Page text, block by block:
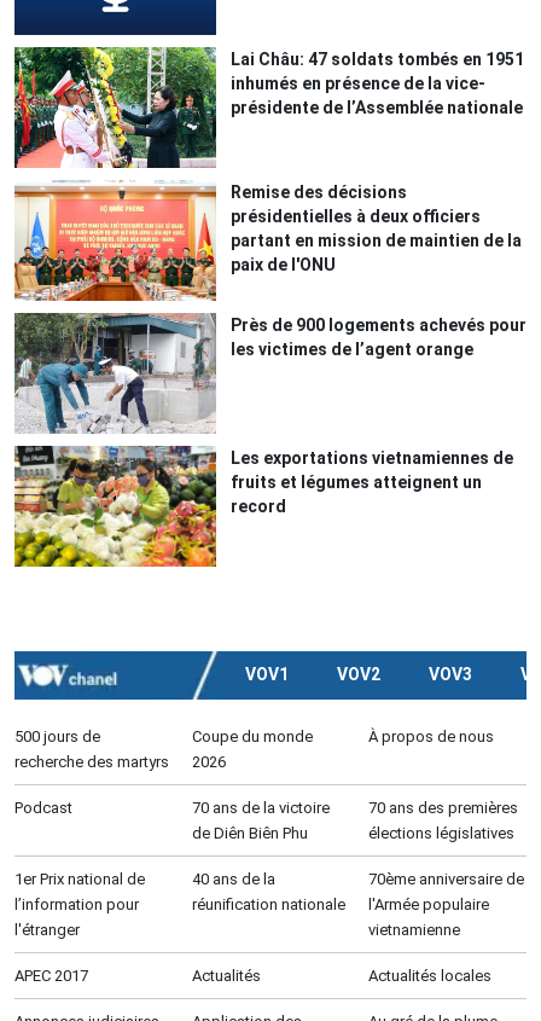
Lai Châu: 47 soldats tombés en 1951
inhumés en présence de la vice-
présidente de l’Assemblée nationale
Remise des décisions
présidentielles à deux officiers
partant en mission de maintien de la
paix de l'ONU
Près de 900 logements achevés pour
les victimes de l’agent orange
Les exportations vietnamiennes de
fruits et légumes atteignent un
record
VOV1 VOV2 VOV3
500 jours de
recherche des martyrs
Coupe du monde
2026
À propos de nous
Podcast
70 ans de la victoire
de Diên Biên Phu
70 ans des premières
élections législatives
1er Prix national de
l’information pour
l'étranger
40 ans de la
réunification nationale
70ème anniversaire de
l'Armée populaire
vietnamienne
APEC 2017 Actualités Actualités locales